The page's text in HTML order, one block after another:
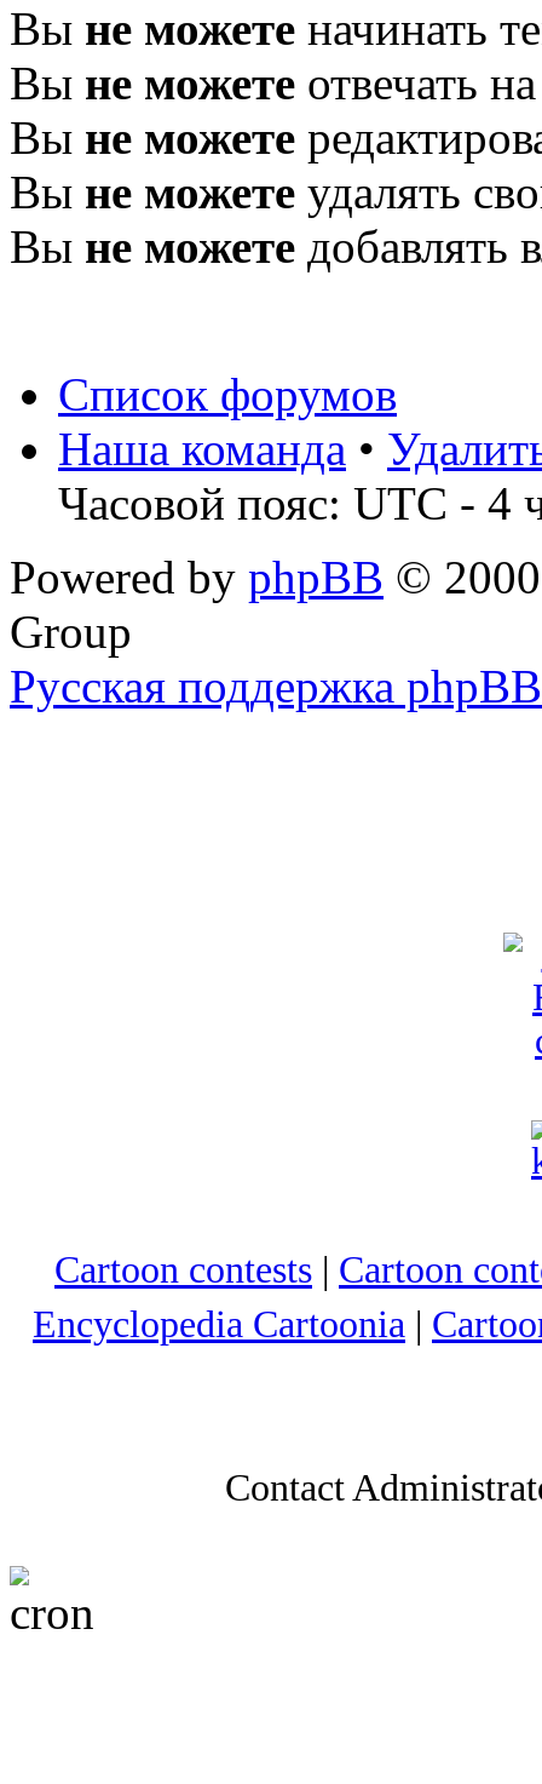
Вы не можете начинать
Вы не можете отвечать
Вы не можете
Вы не можете удалять
Вы не можете добавлять
Список форумов
Наша команда •
Часовой пояс: UTC - 4
Powered by phpBB ©
Group
Русская поддержка phpBB
Cartoon contests | Cartoon
Encyclopedia Cartoonia |
Contact